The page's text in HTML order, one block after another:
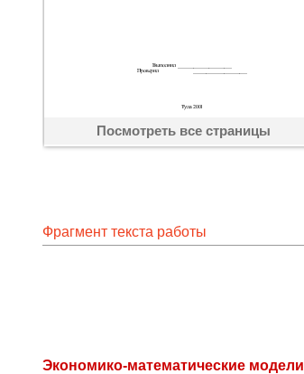
Посмотреть все страницы
Фрагмент текста работы
Экономико-математические модели